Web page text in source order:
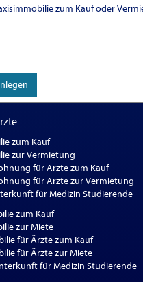
zum Kauf oder
zum Kauf
zur Vermietung
für Ärzte zum Kauf
für Ärzte zur Vermietung
für Medizin Studierende
zum Kauf
zur Miete
für Ärzte zum Kauf
für Ärzte zur Miete
für Medizin Studierende